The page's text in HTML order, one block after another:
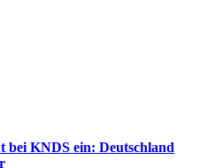
bei KNDS ein: Deutschland